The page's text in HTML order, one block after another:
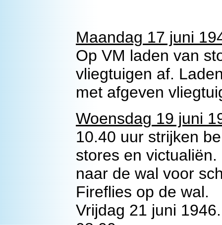
Maandag 17 juni
Op VM laden van
vliegtuigen af.
met afgeven
Woensdag 19 juni
10.40 uur strijken
stores en
naar de wal voor
Fireflies op de wal.
Vrijdag 21 juni 1946.